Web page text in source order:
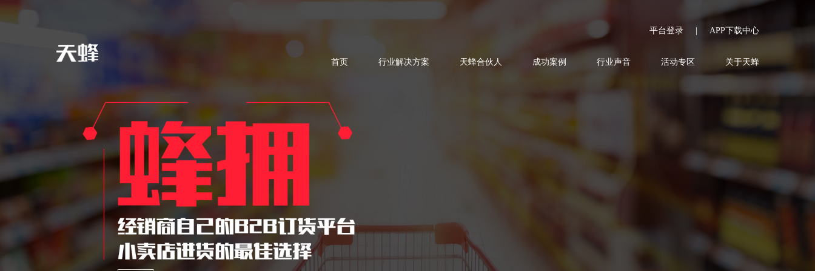
平台登录 APP下载中心
首页 行业解决方案 天蜂合伙人 成功案例 行业声音 活动专区 关于天蜂